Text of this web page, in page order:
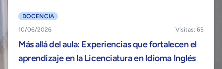
DOCENCIA
10/06/2026
Visitas: 65
Más allá del aula: Experiencias que fortalecen el
aprendizaje en la Licenciatura en Idioma Inglés